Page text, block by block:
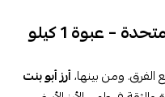
– عبوة 1 كيلو
ومن بينها،أرز أبو بنت